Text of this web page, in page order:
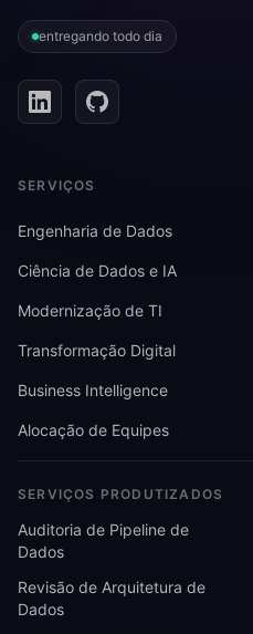
entregando todo dia
SERVIÇOS
Engenharia de Dados
Ciência de Dados e IA
Modernização de TI
Transformação Digital
Business Intelligence
Alocação de Equipes
SERVIÇOS PRODUTIZADOS
Auditoria de Pipeline de
Dados
Revisão de Arquitetura de
Dados